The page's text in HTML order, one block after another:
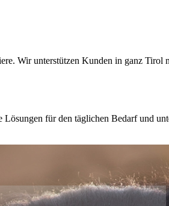
Wir unterstützen Kunden in ganz Tirol
für den täglichen Bedarf und